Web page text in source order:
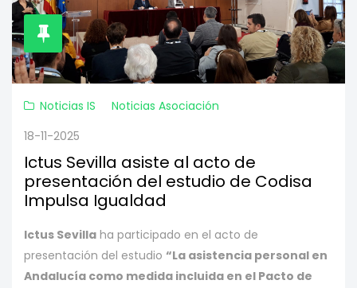
Noticias IS
Noticias Asociación
18-11-2025
Ictus Sevilla asiste al acto de
presentación del estudio de Codisa
Impulsa Igualdad
Ictus Sevilla ha participado en el acto de
presentación del estudio “La asistencia personal en
Andalucía como medida incluida en el Pacto de